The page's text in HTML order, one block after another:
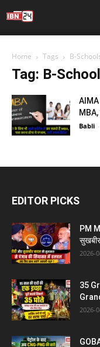
Home Tags B-
Tag: B-
AIMA
Babli -
EDITOR PICKS
PM
2026-
35
2026-